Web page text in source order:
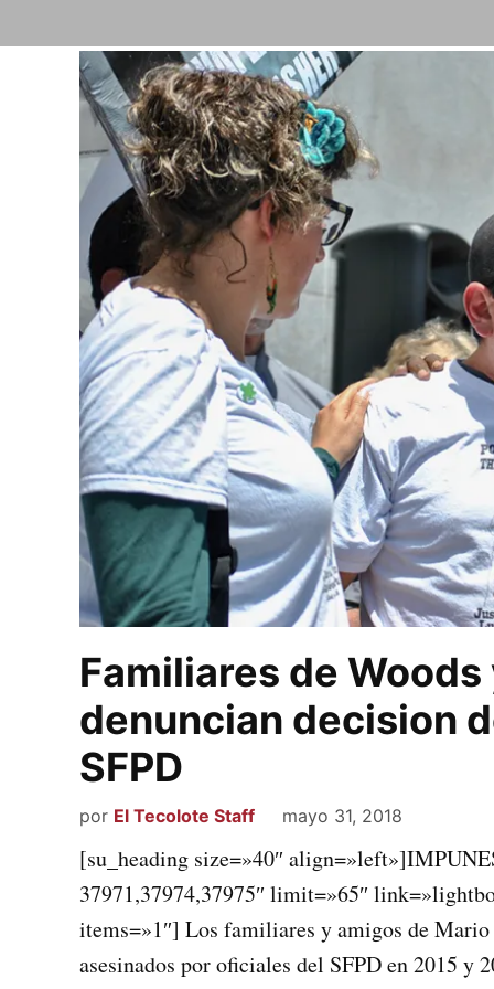
Familiares de Woods
denuncian decision
SFPD
por El Tecolote Staff mayo 31, 2018
[su_heading size=»40″
37971,37974,37975″ limit=»65″
items=»1″] Los familiares y amigos de
asesinados por oficiales del SFPD en 2015 y